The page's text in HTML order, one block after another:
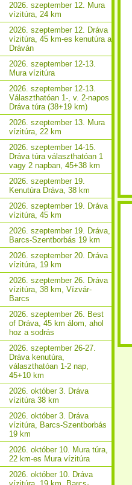
2026. szeptember 12. Mura
vízitúra, 24 km
2026. szeptember 12. Dráva
vízitúra, 45 km-es kenutúra a
Dráván
2026. szeptember 12-13.
Mura vízitúra
2026. szeptember 12-13.
Választhatóan 1-, v. 2-napos
Dráva túra (38+19 km)
2026. szeptember 13. Mura
vízitúra, 22 km
2026. szeptember 14-15.
Dráva túra választhatóan 1
vagy 2 napban, 45+38 km
2026. szeptember 19.
Kenutúra Dráva, 38 km
2026. szeptember 19. Dráva
vízitúra, 45 km
2026. szeptember 19. Dráva,
Barcs-Szentborbás 19 km
2026. szeptember 20. Dráva
vízitúra, 19 km
2026. szeptember 26. Dráva
vízitúra, 38 km, Vízvár-
Barcs
2026. szeptember 26. Best
of Dráva, 45 km álom, ahol
hoz a sodrás
2026. szeptember 26-27.
Dráva kenutúra,
választhatóan 1-2 nap,
45+10 km
2026. október 3. Dráva
vízitúra 38 km
2026. október 3. Dráva
vízitúra, Barcs-Szentborbás
19 km
2026. október 10. Mura túra,
22 km-es Mura vízitúra
2026. október 10. Dráva